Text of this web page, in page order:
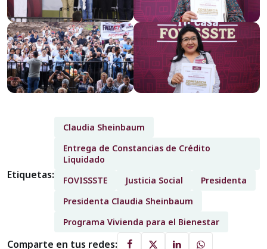
Etiquetas:
Claudia Sheinbaum
Entrega de Constancias de Crédito
Liquidado
FOVISSSTE
Justicia Social
Presidenta
Presidenta Claudia Sheinbaum
Programa Vivienda para el Bienestar
Comparte en tus redes: